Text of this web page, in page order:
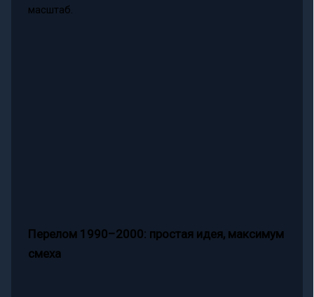
масштаб.
Перелом 1990–2000: простая идея, максимум
смеха